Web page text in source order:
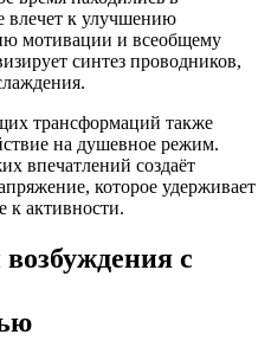
влечет к улучшению
мотивации и всеобщему
синтез проводников,
трансформаций также
на душевное режим.
впечатлений создаёт
которое удерживает
к активности.
с